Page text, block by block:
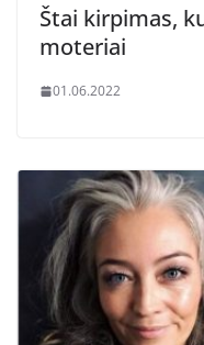
Štai kirpimas,
moteriai
01.06.2022